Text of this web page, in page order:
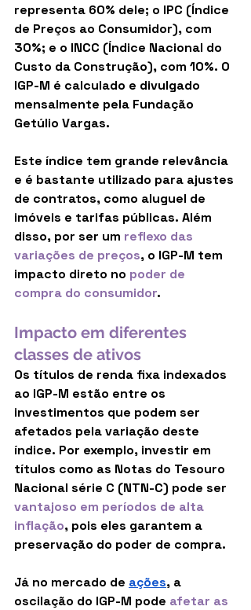
representa 60% dele; o IPC (Índice
de Preços ao Consumidor), com
30%; e o INCC (Índice Nacional do
Custo da Construção), com 10%. O
IGP-M é calculado e divulgado
mensalmente pela Fundação
Getúlio Vargas.
Este índice tem grande relevância
e é bastante utilizado para ajustes
de contratos, como aluguel de
imóveis e tarifas públicas. Além
disso, por ser um reflexo das
variações de preços, o IGP-M tem
impacto direto no poder de
compra do consumidor.
Impacto em diferentes
classes de ativos
Os títulos de renda fixa indexados
ao IGP-M estão entre os
investimentos que podem ser
afetados pela variação deste
índice. Por exemplo, investir em
títulos como as Notas do Tesouro
Nacional série C (NTN-C) pode ser
vantajoso em períodos de alta
inflação, pois eles garantem a
preservação do poder de compra.
Já no mercado de ações, a
oscilação do IGP-M pode afetar as